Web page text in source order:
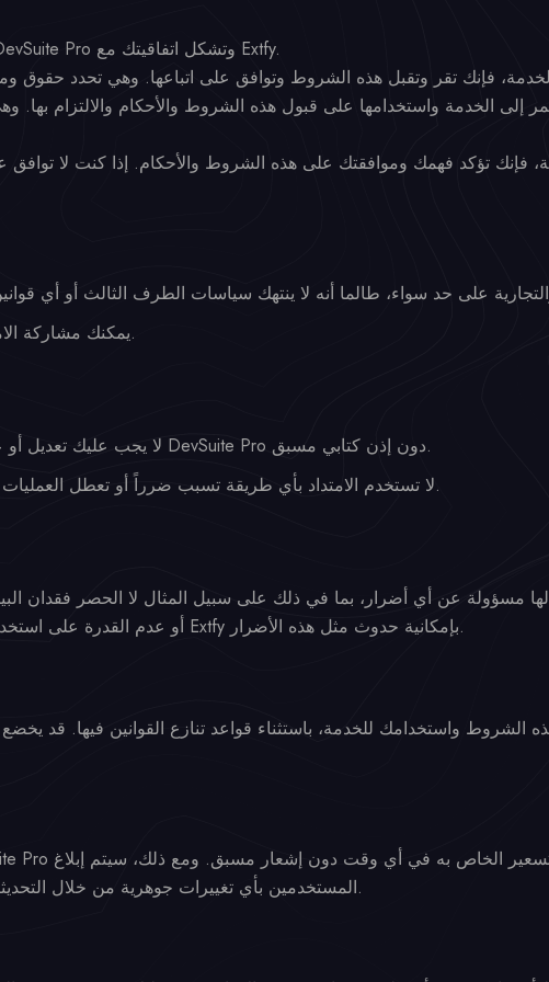
توضح هذه الشروط والأحكام قواعد استخدام خدمة DevSuite Pro وتشكل اتفاقيتك مع Extfy.
إلى الخدمة واستخدامها على قبول هذه الشروط والأحكام والالتزام بها.
فإنك تؤكد فهمك وموافقتك على هذه الشروط والأحكام. إذا كنت لا
يمكنك مشاركة الامتداد مع الآخرين، بشرط قبولهم لهذه الشروط.
لا يجب عليك تعديل أو عكس هندسة أو إعادة توزيع أي جزء من امتداد DevSuite Pro دون إذن كتابي مسبق.
لا تستخدم الامتداد بأي طريقة تسبب ضرراً أو تعطل العمليات أو تنتهك حقوق الآخرين أو أي قانون معمول به.
استخدام امتداد DevSuite Pro أو عدم القدرة على استخدامه، حتى لو تم إخطار Extfy بإمكانية حدوث مثل هذه الأضرار.
الشروط واستخدامك للخدمة، باستثناء قواعد تنازع القوانين فيها. قد
المستخدمين بأي تغييرات جوهرية من خلال التحديثات على هذا المستند أو عبر الإخطارات داخل الامتداد.